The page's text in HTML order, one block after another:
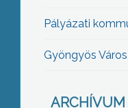
Pályázati
Gyöngyös
ARCHÍVUM